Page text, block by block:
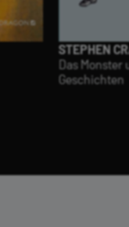
STEPHEN
Das Monster
Geschichten